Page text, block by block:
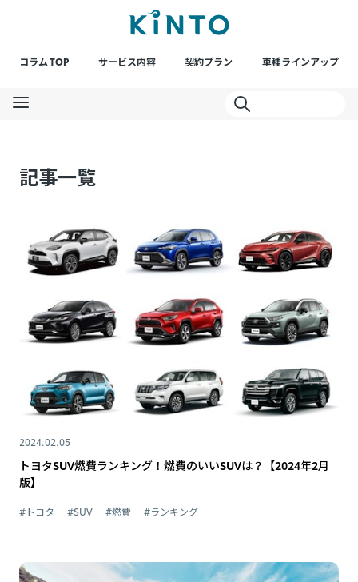
コラム TOP サービス内容 契約プラン 車種ラインアップ
記事一覧
2024.02.05
トヨタSUV燃費ランキング！燃費のいいSUVは？【2024年2月
版】
#トヨタ #SUV #燃費 #ランキング